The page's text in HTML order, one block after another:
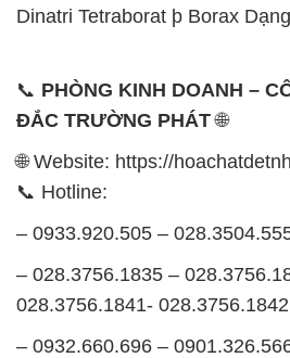
Dinatri Tetraborat þ Borax
📞 PHÒNG KINH DOANH –
ĐẮC TRƯỜNG PHÁT🌐
🌐 Website: https://
📞 Hotline:
– 0933.920.505 –
– 028.3756.1835 –
028.3756.1841- 028.3756.1842
– 0932.660.696 –